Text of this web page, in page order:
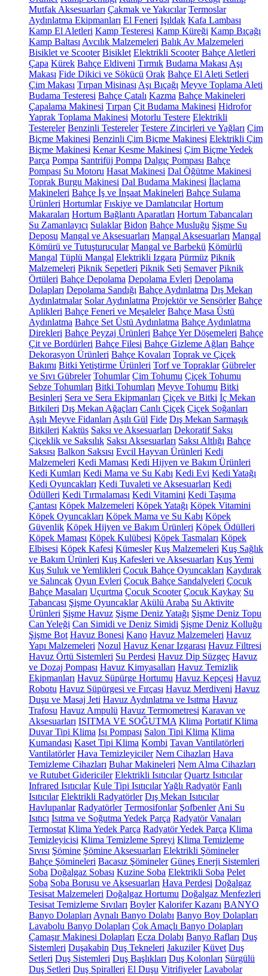
Mutfak Aksesuarları Çakmak ve Yakıcılar Termoslar
Aydınlatma Ekipmanları El Feneri Işıldak Kafa Lambası
Kamp El Aletleri Kamp Testeresi Kamp Küreği Kamp Bıçağı
Kamp Baltası Avcılık Malzemeleri Balık Av Malzemeleri
Bisiklet ve Scooter Bisiklet Elektrikli Scooter Bahçe Aletleri
Çapa Kürek Bahçe Eldiveni Tırmık Budama Makası Aşı
Makası Fide Dikici ve Sökücü Orak Bahçe El Aleti Setleri
Çim Makası Tırpan Misinası Aşı Bıçağı Meyve Toplama Aleti
Budama Testeresi Bahçe Çatalı Kazma Bahçe Makineleri
Çapalama Makinesi Tırpan Çit Budama Makinesi Hidrofor
Yaprak Toplama Makinesi Motorlu Testere Elektrikli
Testereler Benzinli Testereler Testere Zincirleri ve Yağları Çim
Biçme Makinesi Benzinli Çim Biçme Makinesi Elektrikli Çim
Biçme Makinesi Kenar Kesme Makinesi Çim Biçme Yedek
Parça Pompa Santrifüj Pompa Dalgıç Pompası Bahçe
Pompası Su Motoru Hasat Makinesi Dal Öğütme Makinesi
Toprak Burgu Makinesi Dal Budama Makinesi İlaçlama
Makineleri Bahçe İş ve İnşaat Makineleri Bahçe Sulama
Ürünleri Hortumlar Fıskiye ve Damlatıcılar Hortum
Makaraları Hortum Bağlantı Aparatları Hortum Tabancaları
Su Zamanlayıcı Sulaklar Bidon Bahçe Musluğu Şişme Su
Deposu Mangal ve Aksesuarları Mangal Aksesuarları Mangal
Kömürü ve Tutuşturucular Mangal ve Barbekü Kömürlü
Mangal Tüplü Mangal Elektrikli Izgara Pürmüz Piknik
Malzemeleri Piknik Sepetleri Piknik Seti Semaver Piknik
Örtüleri Bahçe Depolama Depolama Evleri Depolama
Dolapları Depolama Sandığı Bahçe Aydınlatma Dış Mekan
Aydınlatmalar Solar Aydınlatma Projektör ve Sensörler Bahçe
Aplikleri Bahçe Feneri ve Meşaleler Bahçe Masa Üstü
Aydınlatma Bahçe Set Üstü Aydınlatma Bahçe Aydınlatma
Direkleri Bahçe Peyzaj Ürünleri Bahçe Yer Döşemeleri Bahçe
Çit ve Bordürleri Bahçe Filesi Bahçe Gizleme Ağları Bahçe
Dekorasyon Ürünleri Bahçe Kovaları Toprak ve Çiçek
Bakımı Bitki Yetiştirme Ürünleri Torf ve Topraklar Gübreler
ve Sıvı Gübreler Tohumlar Çim Tohumu Çiçek Tohumu
Sebze Tohumları Bitki Tohumları Meyve Tohumu Bitki
Besinleri Sera ve Sera Ekipmanları Çiçek ve Bitki İç Mekan
Bitkileri Dış Mekan Ağaçları Canlı Çiçek Çiçek Soğanları
Aşılı Meyve Fidanları Aşılı Gül Fide Dış Mekan Sarmaşık
Bitkileri Kaktüs Saksı ve Aksesuarları Dekoratif Saksı
Çiçeklik ve Saksılık Saksı Aksesuarları Saksı Altlığı Bahçe
Saksısı Balkon Saksısı Evcil Hayvan Ürünleri Kedi
Malzemeleri Kedi Maması Kedi Hijyen ve Bakım Ürünleri
Kedi Kumları Kedi Mama ve Su Kabı Kedi Evi Kedi Yatağı
Kedi Oyuncakları Kedi Tuvaleti ve Aksesuarları Kedi
Ödülleri Kedi Tırmalaması Kedi Vitamini Kedi Taşıma
Çantası Köpek Malzemeleri Köpek Yatağı Köpek Vitamini
Köpek Oyuncakları Köpek Mama ve Su Kabı Köpek
Güvenlik Köpek Hijyen ve Bakım Ürünleri Köpek Ödülleri
Köpek Maması Köpek Kulübesi Köpek Tasmaları Köpek
Elbisesi Köpek Kafesi Kümesler Kuş Malzemeleri Kuş Sağlık
ve Bakım Ürünleri Kuş Kafesleri ve Aksesuarları Kuş Yemi
Kuş Suluk ve Yemlikleri Çocuk Bahçe Oyuncakları Kaydırak
ve Salıncak Oyun Evleri Çocuk Bahçe Sandalyeleri Çocuk
Bahçe Masaları Uçurtma Çocuk Scooter Çocuk Kaykay Su
Tabancası Şişme Oyuncaklar Akülü Araba Su Aktivite
Ürünleri Şişme Havuz Şişme Deniz Yatağı Şişme Deniz Topu
Can Yeleği Can Simidi ve Deniz Simidi Şişme Deniz Kolluğu
Şişme Bot Havuz Bonesi Kano Havuz Malzemeleri Havuz
Yapı Malzemeleri Nozul Havuz Kenar Izgarası Havuz Filtresi
Havuz Örtü Sistemleri Su Perdesi Havuz Dip Süzgeç Havuz
ve Dozaj Pompası Havuz Kimyasalları Havuz Temizlik
Ekipmanları Havuz Süpürge Hortumu Havuz Kepçesi Havuz
Robotu Havuz Süpürgesi ve Fırçası Havuz Merdiveni Havuz
Duşu ve Masaj Jeti Havuz Aydınlatma ve Isıtma Havuz
Trafosu Havuz Ampulü Havuz Termometresi Karavan ve
Aksesuarları ISITMA VE SOĞUTMA Klima Portatif Klima
Duvar Tipi Klima Isı Pompası Salon Tipi Klima Klima
Kumandası Kaset Tipi Klima Kombi Tavan Vantilatörleri
Vantilatörler Hava Temizleyiciler Nem Cihazları Hava
Temizleme Cihazları Buhar Makineleri Nem Alma Cihazları
ve Rutubet Gidericiler Elektrikli Isıtıcılar Quartz Isıtıcılar
Infrared Isıtıcılar Kule Tipi IsıtıcılarYağlı Radyatör Fanlı
Isıtıcılar Elektrikli Radyatörler Dış Mekan Isıtıcılar
Havlupanlar Radyatörler Termosifonlar Şofbenler Ani Su
Isıtıcı Isıtma ve Soğutma Yedek Parça Radyatör Vanaları
Termostat Klima Yedek Parça Radyatör Yedek Parça Klima
Temizleyicisi Klima Temizleme Spreyi Klima Temizleme
Sıvısı Şömine Şömine Aksesuarları Elektrikli Şömineler
Bahçe Şömineleri Bacasız Şömineler Güneş Enerji Sistemleri
Soba Doğalgaz Sobası Kuzine Soba Elektrikli Soba Pelet
Soba Soba Borusu ve Aksesuarları Hava Perdesi Doğalgaz
Tesisat Malzemeleri Doğalgaz Hortumu Doğalgaz Menfezleri
Tesisat Temizleme Sıvıları Boyler Kalorifer Kazanı BANYO
Banyo Dolapları Aynalı Banyo Dolabı Banyo Boy Dolapları
Lavabolu Banyo Dolapları Çok Amaçlı Banyo Dolapları
Çamaşır Makinesi Dolapları Ecza Dolabı Banyo Rafları Duş
Sistemleri Duşakabin Duş Tekneleri Jakuziler Küvet Duş
Setleri Duş Sistemleri Duş Başlıkları Duş Kolonları Sürgülü
Duş Setleri Duş Spiralleri El Duşu Vitrifiyeler Lavabolar